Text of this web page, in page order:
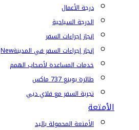
درجة الأعمال
الدرجة السياحية
إنجاز إجراءات السفر
إنجاز إجراءات السفر في المدينةNew
خدمات المساعدة لأصحاب الهمم
طائرة بوينغ 737 ماكس
تجربة السفر مع فلاي دبي
الأمتعة
الأمتعة المحمولة باليد